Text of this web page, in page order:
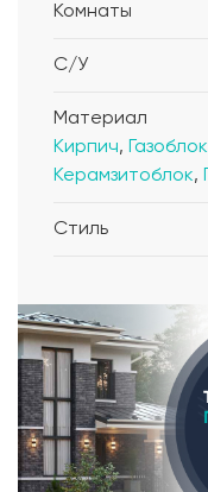
Комнаты
С/У
Материал
Кирпич, Газоблок
Керамзитоблок,
Стиль